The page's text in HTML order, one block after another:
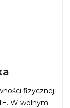
fizycznej.
W wolnym